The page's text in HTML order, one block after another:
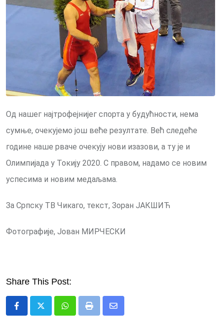
Од нашег најтрофејнијег спорта у будућности, нема
сумње, очекујемо још веће резултате. Већ следеће
године наше рваче очекују нови изазови, а ту је и
Олимпијада у Токију 2020. С правом, надамо се новим
успесима и новим медаљама.
За Српску ТВ Чикаго, текст, Зоран ЈАКШИЋ
Фотографије, Јован МИРЧЕСКИ
Share This Post:
WhatsappPrint
Share